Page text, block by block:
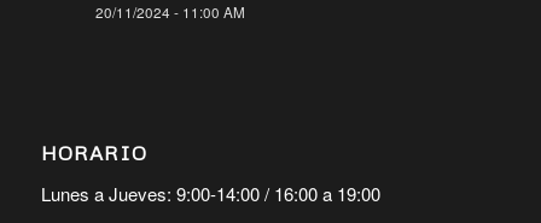
20/11/2024 - 11:00 AM
HORARIO
Lunes a Jueves: 9:00-14:00 / 16:00 a 19:00